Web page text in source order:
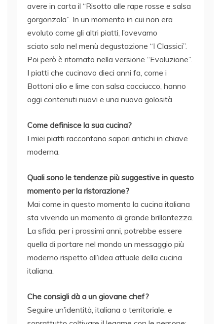
avere in carta il “Risotto alle rape rosse e salsa
gorgonzola”. In un momento in cui non era
evoluto come gli altri piatti, l’avevamo
sciato solo nel menù degustazione “I Classici”.
Poi però è ritornato nella versione “Evoluzione”.
I piatti che cucinavo dieci anni fa, come i
Bottoni olio e lime con salsa cacciucco, hanno
oggi contenuti nuovi e una nuova golosità.
Come definisce la sua cucina?
I miei piatti raccontano sapori antichi in chiave
moderna.
Quali sono le tendenze più suggestive in questo
momento per la ristorazione?
Mai come in questo momento la cucina italiana
sta vivendo un momento di grande brillantezza.
La sfida, per i prossimi anni, potrebbe essere
quella di portare nel mondo un messaggio più
moderno rispetto all’idea attuale della cucina
italiana.
Che consigli dà a un giovane chef?
Seguire un’identità, italiana o territoriale, e